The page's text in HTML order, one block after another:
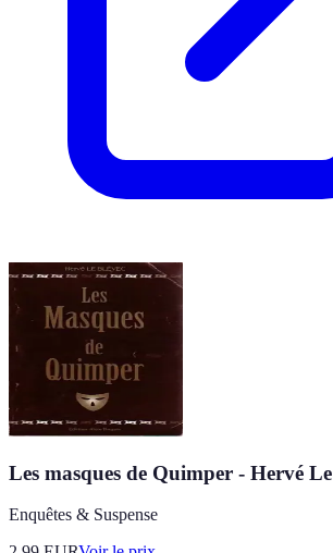
Les masques de Quimper - Hervé
Enquêtes & Suspense